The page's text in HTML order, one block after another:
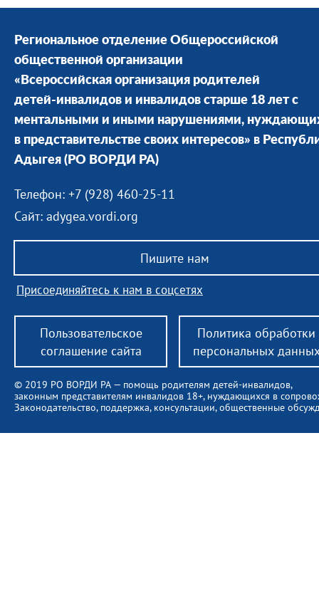
Региональное отделение Общероссийской
общественной организации
«Всероссийская организация родителей
детей-инвалидов и инвалидов старше 18 лет с
ментальными и иными нарушениями,
в представительстве своих интересов» в
Адыгея (РО ВОРДИ РА)
Телефон: +7 (928) 460-25-11
Сайт: adygea.vordi.org
Пишите нам
© 2019 РО ВОРДИ РА — помощь родителям детей-инвалидов,
законным представителям инвалидов 18+, нуждающихся в
Законодательство, поддержка, консультации, общественные
Присоединяйтесь к нам в соцсетях
Пользовательское
соглашение сайта
Политика обработки
персональных